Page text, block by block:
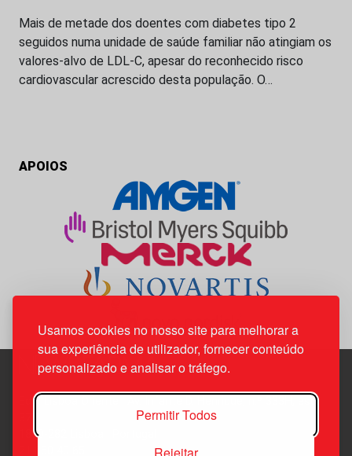
Usamos cookies no nosso site para melhorar a
sua experiência de utilizador, fornecer conteúdo
personalizado e analisar o tráfego.
Permitir Todos
Mais de metade dos doentes com diabetes tipo 2
seguidos numa unidade de saúde familiar não atingiam os
valores-alvo de LDL-C, apesar do reconhecido risco
cardiovascular acrescido desta população. O…
APOIOS
Edif. Lisboa Oriente | Av. Infante D. Henrique, n.º 333H, esc.
1800-282 Lisboa | Portugal